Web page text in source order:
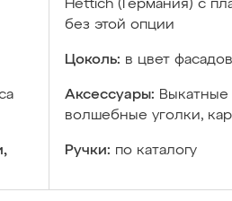
Hettich (Германия) с
без этой опции
Цоколь: в цвет
Аксессуары:
волшебные уголки,
Ручки: по каталогу